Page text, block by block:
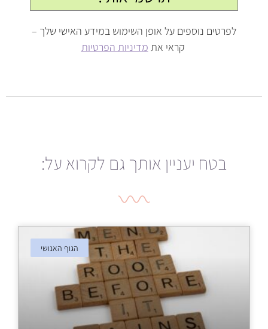
לפרטים נוספים על אופן השימוש במידע האישי שלך –
קראי את מדיניות הפרטיות
בטח יעניין אותך גם לקרוא על:
הגוף האנושי